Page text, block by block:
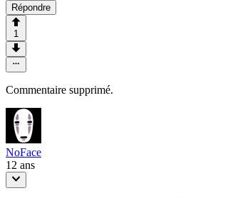
Répondre
1
Commentaire supprimé.
NoFace
12 ans